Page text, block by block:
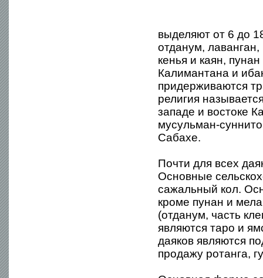
выделяют от 6 до
отданум, лаванган,
кенья и каян,
Калимантана и
придерживаются
религия
западе и востоке
мусульман-
Сабахе.
Почти для всех
Основные
сажальный кол.
кроме пунан и
(отданум, часть
являются таро и
даяков являются
продажу ротанга,